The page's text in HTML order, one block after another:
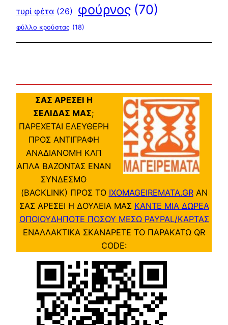
τυρί φέτα (26) φούρνος (70)
φύλλο κρούστας (18)
ΣΑΣ ΑΡΕΣΕΙ Η
ΣΕΛΙΔΑΣ ΜΑΣ;
ΠΑΡΕΧΕΤΑΙ ΕΛΕΥΘΕΡΗ
ΠΡΟΣ ΑΝΤΙΓΡΑΦΗ
ΑΝΑΔΙΑΝΟΜΗ ΚΛΠ
ΑΠΛΑ ΒΑΖΟΝΤΑΣ ΕΝΑΝ
ΣΥΝΔΕΣΜΟ
(BACKLINK) ΠΡΟΣ ΤΟ IXOMAGEIREMATA.GRΑΝ
ΣΑΣ ΑΡΕΣΕΙ Η ΔΟΥΛΕΙΑ ΜΑΣ ΚΑΝΤΕ ΜΙΑ ΔΩΡΕΑ
ΟΠΟΙΟΥΔΗΠΟΤΕ ΠΟΣΟΥ ΜΕΣΩ PAYPAL/ΚΑΡΤΑΣ
ΕΝΑΛΛΑΚΤΙΚΑ ΣΚΑΝΑΡΕΤΕ ΤΟ ΠΑΡΑΚΑΤΩ QR
CODE: